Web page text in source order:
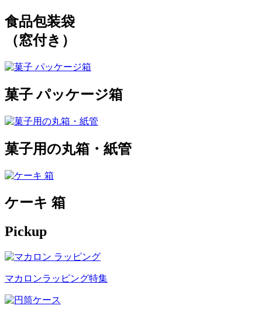
食品包装袋
（窓付き）
菓子 パッケージ箱
菓子用の丸箱・紙管
ケーキ 箱
Pickup
マカロンラッピング特集